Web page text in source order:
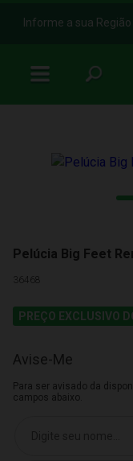
b
Informe a sua Região
Pelúcia Big Feet
36468
PREÇO EXCLUSIVO
Avise-Me
Para ser avisado da
campos abaixo.